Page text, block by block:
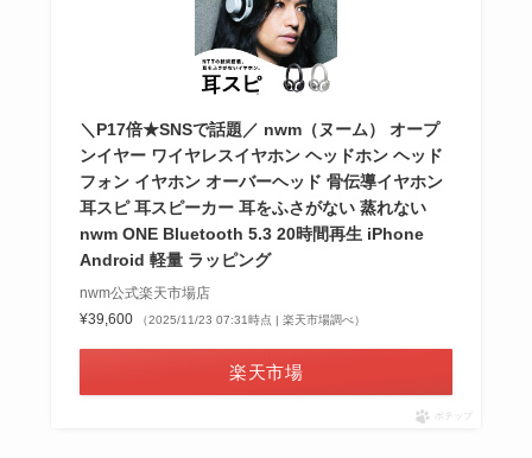
＼P17倍★SNSで話題／ nwm（ヌーム） オープ
ンイヤー ワイヤレスイヤホン ヘッドホン ヘッド
フォン イヤホン オーバーヘッド 骨伝導イヤホン
耳スピ 耳スピーカー 耳をふさがない 蒸れない
nwm ONE Bluetooth 5.3 20時間再生 iPhone
Android 軽量 ラッピング
nwm公式楽天市場店
¥39,600
（2025/11/23 07:31時点 | 楽天市場調べ）
楽天市場
ポチップ